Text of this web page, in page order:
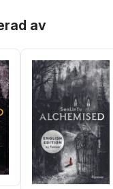
av